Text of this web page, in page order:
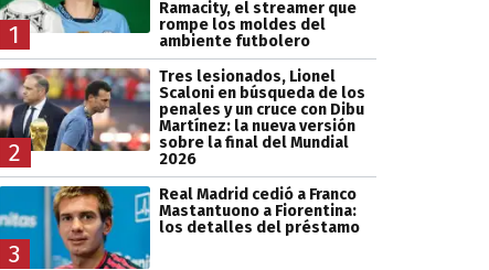
1
Ramacity, el streamer que
rompe los moldes del
ambiente futbolero
2
Tres lesionados, Lionel
Scaloni en búsqueda de los
penales y un cruce con Dibu
Martínez: la nueva versión
sobre la final del Mundial
2026
3
Real Madrid cedió a Franco
Mastantuono a Fiorentina:
los detalles del préstamo